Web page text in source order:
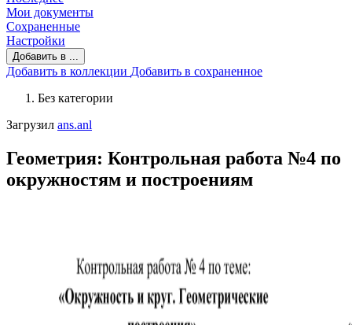
Мои документы
Сохраненные
Настройки
Добавить в ...
Добавить в коллекции Добавить в сохраненное
Без категории
Загрузил ans.anl
Геометрия: Контрольная работа №4 по
окружностям и построениям